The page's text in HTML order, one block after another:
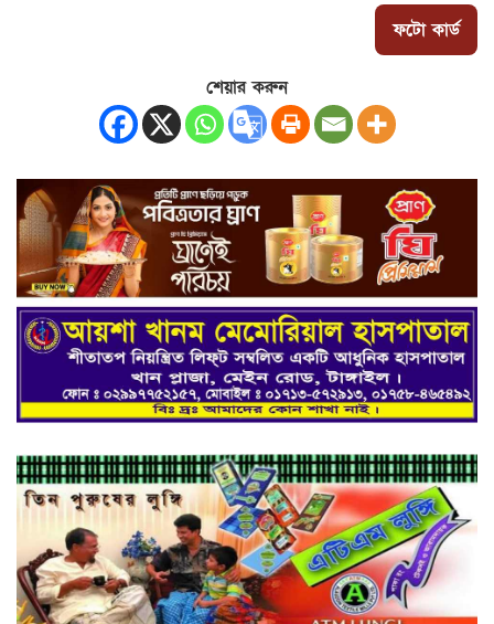
ফটো কার্ড
শেয়ার করুন